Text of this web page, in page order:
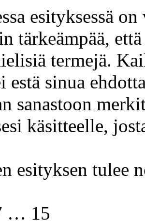
esityksessä
tärkeämpää,
termejä.
estä sinua
sanastoon
käsitteelle,
esityksen tulee
… 15